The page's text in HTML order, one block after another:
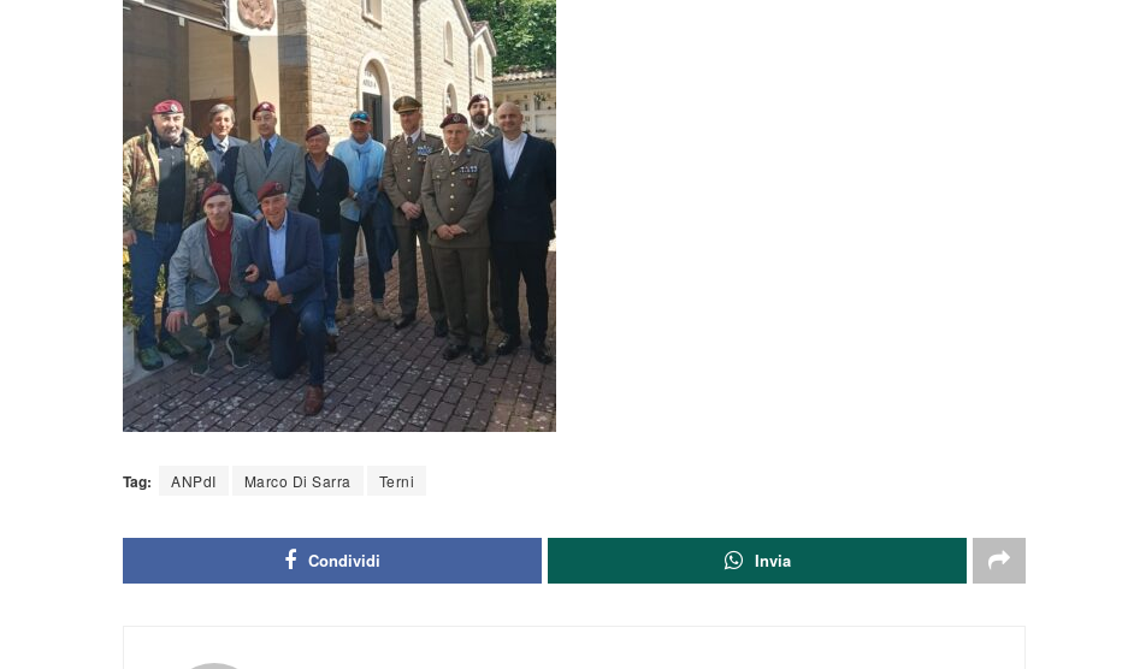
Tag: ANPdI Marco Di Sarra Terni
Condividi Invia